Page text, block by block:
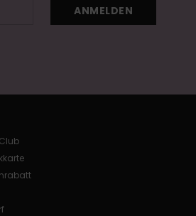
ANMELDEN